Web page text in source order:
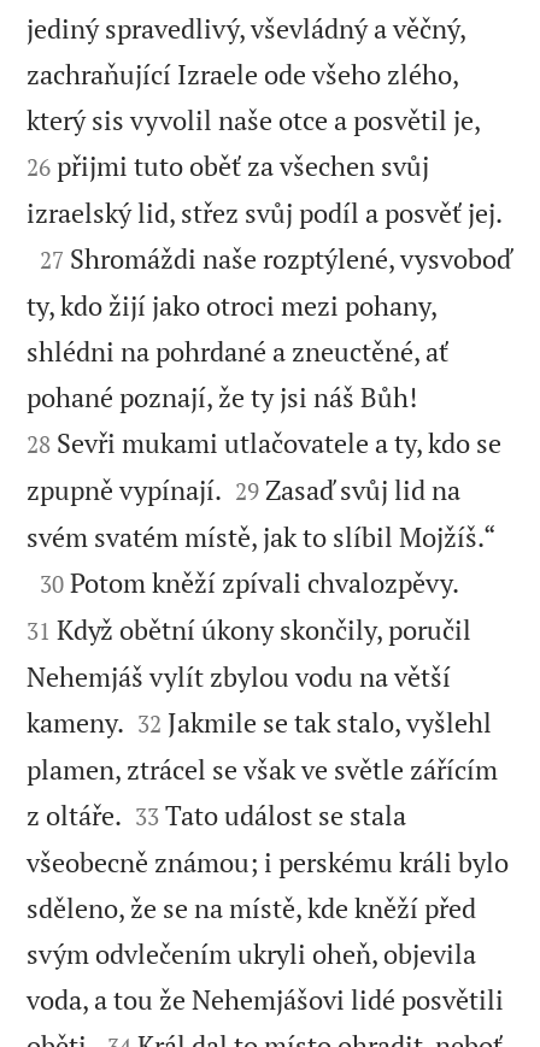
jediný spravedlivý, vševládný a věčný,
zachraňující Izraele ode všeho zlého,
který sis vyvolil naše otce a posvětil je,
26 přijmi tuto oběť za všechen svůj
izraelský lid, střez svůj podíl a posvěť jej.

27 Shromáždi naše rozptýlené, vysvoboď
ty, kdo žijí jako otroci mezi pohany,
shlédni na pohrdané a zneuctěné, ať
pohané poznají, že ty jsi náš Bůh!
28 Sevři mukami utlačovatele a ty, kdo se
zpupně vypínají. 

29 Zasaď svůj lid na
svém svatém místě, jak to slíbil Mojžíš.“

30 Potom kněží zpívali chvalozpěvy.
31 Když obětní úkony skončily, poručil
Nehemjáš vylít zbylou vodu na větší
kameny. 

32 Jakmile se tak stalo, vyšlehl
plamen, ztrácel se však ve světle zářícím
z oltáře. 

33 Tato událost se stala
všeobecně známou; i perskému králi bylo
sděleno, že se na místě, kde kněží před
svým odvlečením ukryli oheň, objevila
voda, a tou že Nehemjášovi lidé posvětili